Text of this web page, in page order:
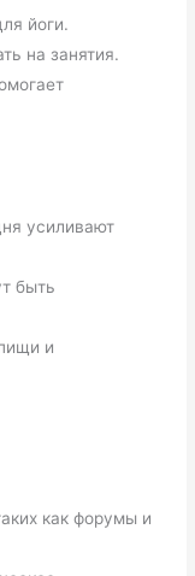
йоги.
на занятия.
усиливают
быть
и
как форумы и